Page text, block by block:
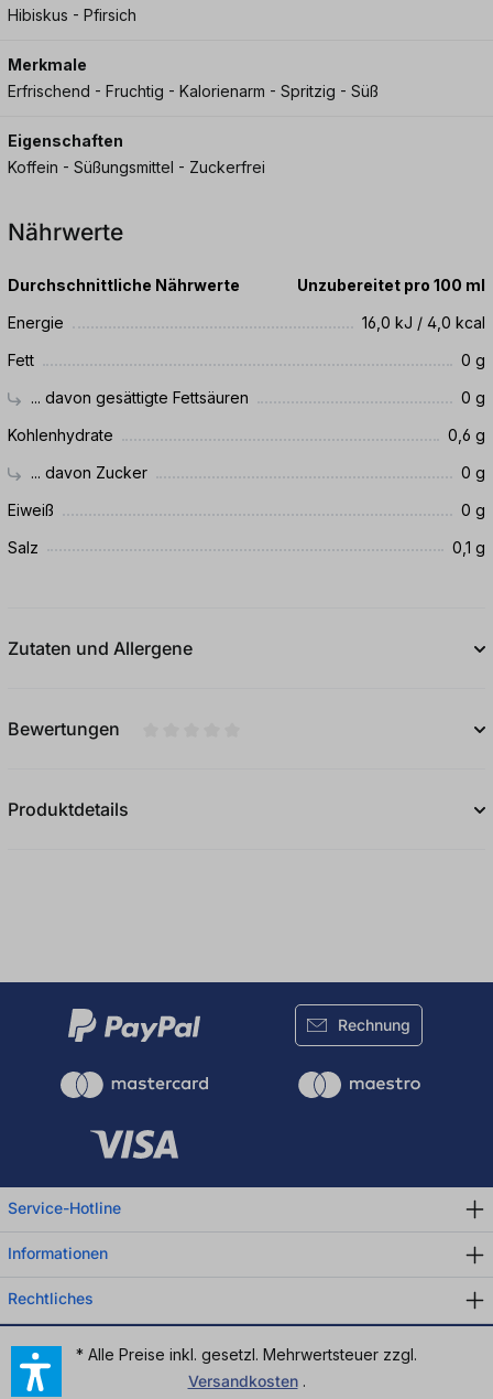
Hibiskus - Pfirsich
Merkmale
Erfrischend - Fruchtig - Kalorienarm - Spritzig - Süß
Eigenschaften
Koffein - Süßungsmittel - Zuckerfrei
Nährwerte
Durchschnittliche Nährwerte
Unzubereitet pro 100 ml
Energie
16,0 kJ / 4,0 kcal
Fett
0 g
... davon gesättigte Fettsäuren
0 g
Kohlenhydrate
0,6 g
... davon Zucker
0 g
Eiweiß
0 g
Salz
0,1 g
Zutaten und Allergene
Bewertungen
Produktdetails
Rechnung
Service-Hotline
Informationen
Rechtliches
* Alle Preise inkl. gesetzl. Mehrwertsteuer zzgl.
Versandkosten.